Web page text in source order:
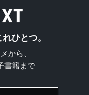
ひとつ。
から、
書籍まで